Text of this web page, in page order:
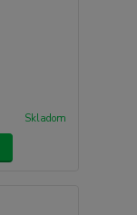
Skladom